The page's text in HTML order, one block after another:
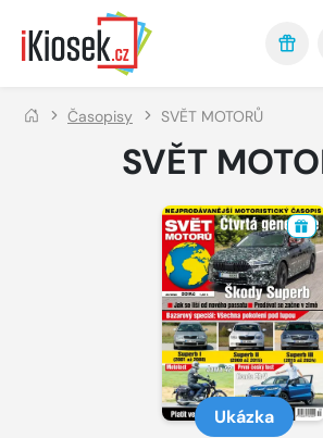
Přejít na hlavní obsah
Časopisy SVĚT MOTORŮ
SVĚT
Ukázka